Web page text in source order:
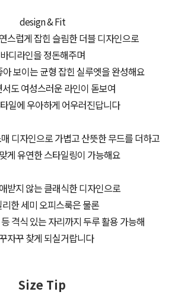
design & Fit
스럽게 잡힌 슬림한 더블 디자인으로
바디라인을 정돈해주며
보이는 균형 잡힌 실루엣을 완성해요
도 여성스러운 라인이 돋보여
일에 우아하게 어우러진답니다
디자인으로 가볍고 산뜻한 무드를 더하고
게 유연한 스타일링이 가능해요
받지 않는 클래식한 디자인으로
한 세미 오피스룩은 물론
격식 있는 자리까지 두루 활용 가능해
자꾸 찾게 되실거랍니다
Size Tip